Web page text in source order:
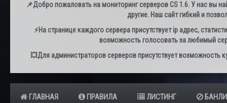
📌Добро пожаловать на мониторинг серверов CS 1.6. У нас вы
другие. Наш сайт гибкий и
⚡️На странице каждого сервера присутствует ip адрес,
возможность голосовать за любимый
💥Для администраторов серверов присутствует возможность
ГЛАВНАЯ ПРАВИЛА ЛИСТИНГ